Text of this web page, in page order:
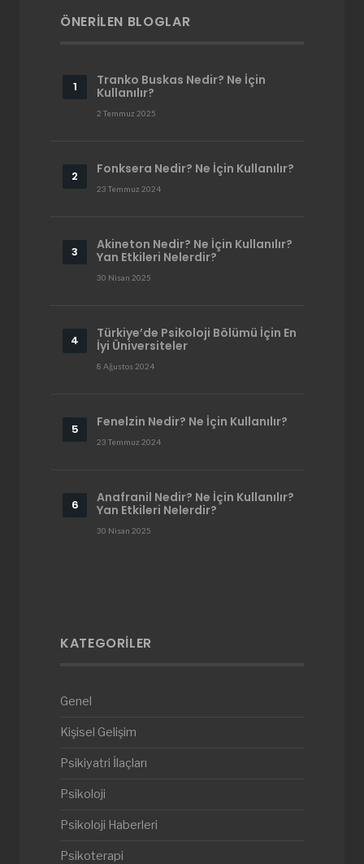
ÖNERILEN BLOGLAR
Tranko Buskas Nedir? Ne İçin
Kullanılır?
2 Temmuz 2025
Fonksera Nedir? Ne İçin Kullanılır?
23 Temmuz 2024
Akineton Nedir? Ne İçin Kullanılır?
Yan Etkileri Nelerdir?
30 Nisan 2025
Türkiye’de Psikoloji Bölümü İçin En
İyi Üniversiteler
8 Ağustos 2024
Fenelzin Nedir? Ne İçin Kullanılır?
23 Temmuz 2024
Anafranil Nedir? Ne İçin Kullanılır?
Yan Etkileri Nelerdir?
30 Nisan 2025
KATEGORILER
Genel
Kişisel Gelişim
Psikiyatri İlaçları
Psikoloji
Psikoloji Haberleri
Psikoterapi